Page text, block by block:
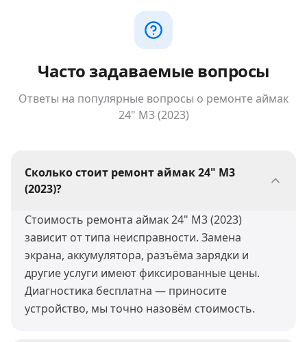
Часто задаваемые вопросы
Ответы на популярные вопросы о ремонтеаймак
24" M3 (2023)
Сколько стоит ремонт аймак 24" M3
(2023)?
Стоимость ремонта аймак 24" M3 (2023)
зависит от типа неисправности. Замена
экрана, аккумулятора, разъёма зарядки и
другие услуги имеют фиксированные цены.
Диагностика бесплатна — приносите
устройство, мы точно назовём стоимость.